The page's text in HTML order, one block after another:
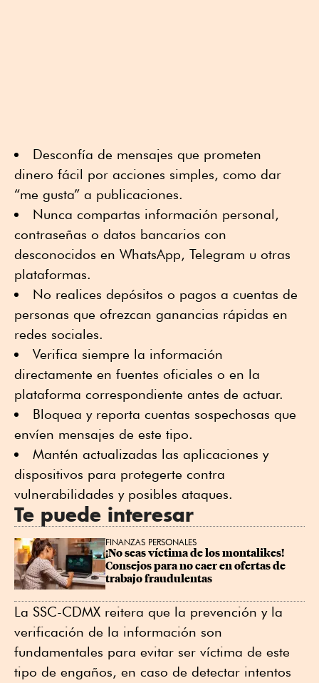
Desconfía de mensajes que prometen
dinero fácil por acciones simples, como dar
“me gusta” a publicaciones.
Nunca compartas información personal,
contraseñas o datos bancarios con
desconocidos en WhatsApp, Telegram u otras
plataformas.
No realices depósitos o pagos a cuentas de
personas que ofrezcan ganancias rápidas en
redes sociales.
Verifica siempre la información
directamente en fuentes oficiales o en la
plataforma correspondiente antes de actuar.
Bloquea y reporta cuentas sospechosas que
envíen mensajes de este tipo.
Mantén actualizadas las aplicaciones y
dispositivos para protegerte contra
vulnerabilidades y posibles ataques.
Te puede interesar
FINANZAS PERSONALES
¡No seas víctima de los montalikes!
Consejos para no caer en ofertas de
trabajo fraudulentas
La SSC-CDMX reitera que la prevención y la
verificación de la información son
fundamentales para evitar ser víctima de este
tipo de engaños, en caso de detectar intentos